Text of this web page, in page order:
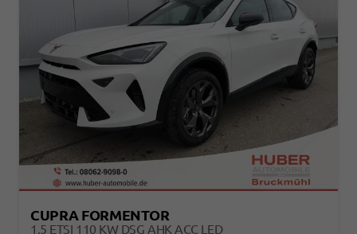
CUPRA FORMENTOR
1.5 ETSI 110 KW DSG AHK ACC LED